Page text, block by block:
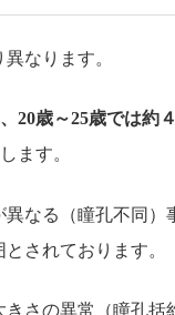
なります。
20歳～25歳では約
ます。
なる（瞳孔不同）
されております。
きさの異常（瞳孔括